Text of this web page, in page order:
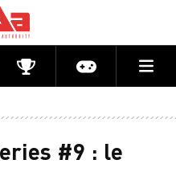
CompétitionsActu jeux
#9 : le